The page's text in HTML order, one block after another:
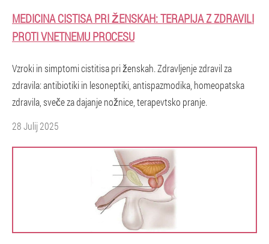
MEDICINA CISTISA PRI ŽENSKAH: TERAPIJA Z ZDRAVILI
PROTI VNETNEMU PROCESU
Vzroki in simptomi cistitisa pri ženskah. Zdravljenje zdravil za
zdravila: antibiotiki in lesoneptiki, antispazmodika, homeopatska
zdravila, sveče za dajanje nožnice, terapevtsko pranje.
28 Julij 2025